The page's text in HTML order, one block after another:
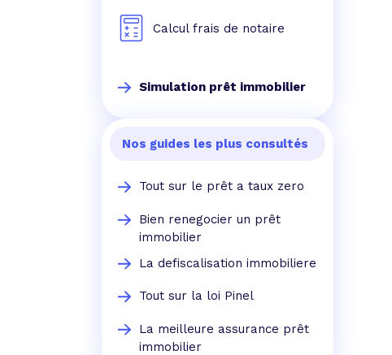
Calcul frais de notaire
Simulation prêt immobilier
Nos guides les plus consultés
Tout sur le prêt a taux zero
Bien renegocier un prêt
immobilier
La defiscalisation immobiliere
Tout sur la loi Pinel
La meilleure assurance prêt
immobilier